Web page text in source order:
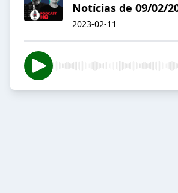
Notícias de 09/02/
2023-02-11